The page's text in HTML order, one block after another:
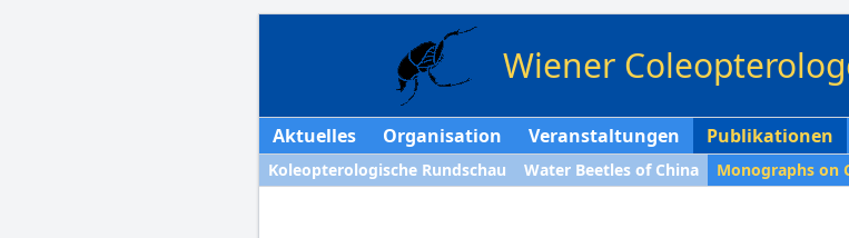
Wiener
Aktuelles Organisation Veranstaltungen Publikationen
Koleopterologische Rundschau Water Beetles of China Monographs on